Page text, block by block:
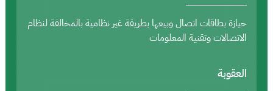
حيازة بطاقات اتصال وبيعها بطريقة غير نظامية بالمخالفة لنظام
الاتصالات وتقنية المعلومات
العقوبة